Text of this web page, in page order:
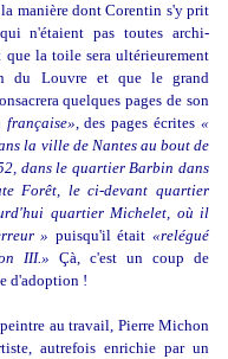
manière dont Corentin s'y prit
n'étaient pas toutes archi-
que la toile sera ultérieurement
du Louvre et que le grand
quelques pages de son
, des pages écrites «
la ville de Nantes au bout de
dans le quartier Barbin dans
Forêt, le ci-devant quartier
quartier Michelet, où il
» puisqu'il était«relégué
III.» Çà, c'est un coup de
d'adoption !
au travail, Pierre Michon
autrefois enrichie par un